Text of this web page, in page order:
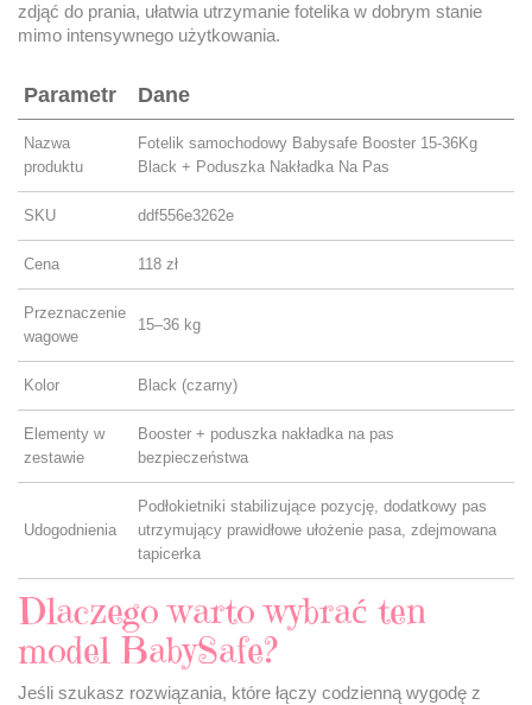
zdjąć do prania, ułatwia utrzymanie fotelika w dobrym stanie
mimo intensywnego użytkowania.
Parametr Dane
Nazwa
produktu
Fotelik samochodowy Babysafe Booster 15-36Kg
Black + Poduszka Nakładka Na Pas
SKU ddf556e3262e
Cena 118 zł
Przeznaczenie
wagowe
15–36 kg
Kolor Black (czarny)
Elementy w
zestawie
Booster + poduszka nakładka na pas
bezpieczeństwa
Udogodnienia
Podłokietniki stabilizujące pozycję, dodatkowy pas
utrzymujący prawidłowe ułożenie pasa, zdejmowana
tapicerka
Dlaczego warto wybrać ten
model BabySafe?
Jeśli szukasz rozwiązania, które łączy codzienną wygodę z